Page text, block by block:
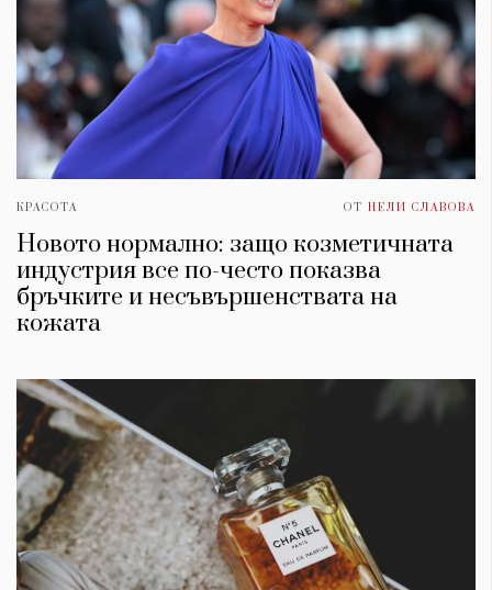
КРАСОТА ОТ НЕЛИ СЛАВОВА
Новото нормално: защо козметичната
индустрия все по-често показва
бръчките и несъвършенствата на
кожата
КАТЕГОРИИ
Wine&Dine
Подкасти
Мода
Dialogue
Изкуство
ЗА НАС
Условия за
ползване
За нас
Реклама
Политика за